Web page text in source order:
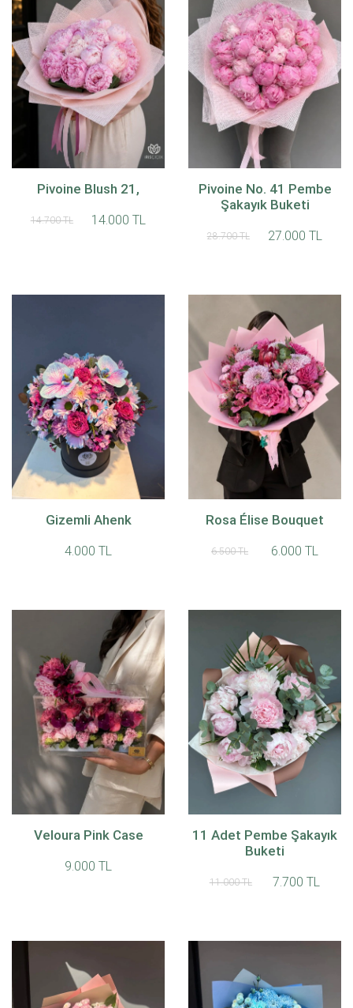
Pivoine Blush 21,
14.700 TL 14.000 TL
Pivoine No. 41 Pembe
Şakayık Buketi
28.700 TL 27.000 TL
Gizemli Ahenk
4.000 TL
Rosa Élise Bouquet
6.500 TL 6.000 TL
Veloura Pink Case
9.000 TL
11 Adet Pembe Şakayık
Buketi
11.000 TL 7.700 TL